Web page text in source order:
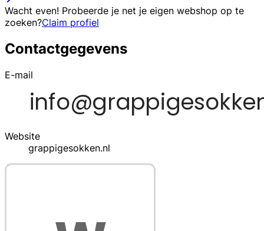
Wacht even! Probeerde je net je eigen webshop op te
zoeken?Claim profiel
Contactgegevens
E-mail
Website
grappigesokken.nl